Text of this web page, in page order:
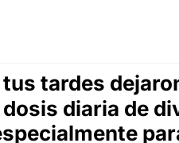
tus tardes
diaria de